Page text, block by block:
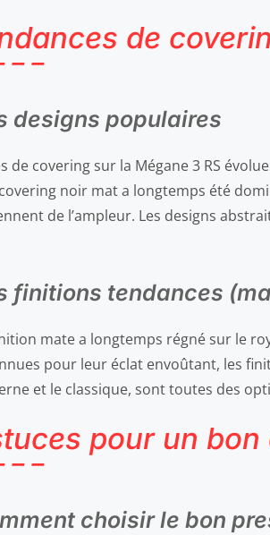
de
designs populaires
de covering sur la Mégane 3 RS
noir mat a longtemps été
de l’ampleur. Les designs
finitions tendances
mate a longtemps régné sur le
pour leur éclat envoûtant, les
et le classique, sont toutes des
pour un
choisir le bon